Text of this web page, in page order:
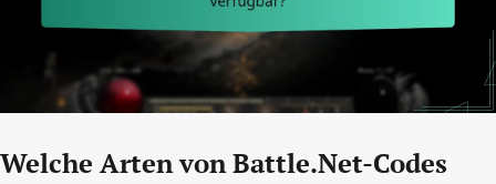
Welche Arten von Battle.Net-Codes